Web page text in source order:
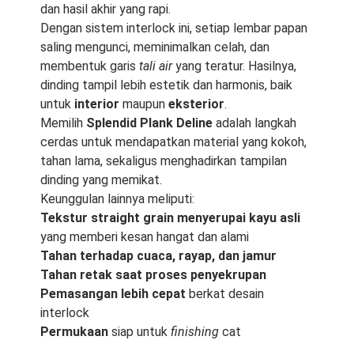
dan hasil akhir yang rapi.
Dengan sistem interlock ini, setiap lembar papan
saling mengunci, meminimalkan celah, dan
membentuk garis tali airyang teratur. Hasilnya,
dinding tampil lebih estetik dan harmonis, baik
untuk interior maupun eksterior.
Memilih Splendid Plank Delineadalah langkah
cerdas untuk mendapatkan material yang kokoh,
tahan lama, sekaligus menghadirkan tampilan
dinding yang memikat.
Keunggulan lainnya meliputi:
Tekstur straight grain menyerupai kayu asli
yang memberi kesan hangat dan alami
Tahan terhadap cuaca, rayap, dan jamur
Tahan retak saat proses penyekrupan
Pemasangan lebih cepat berkat desain
interlock
Permukaan siap untuk finishingcat